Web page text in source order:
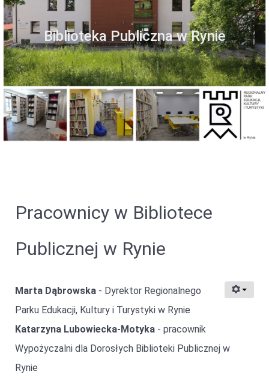
Biblioteka Publiczna w Rynie
Pracownicy w Bibliotece
Publicznej w Rynie
Marta Dąbrowska - Dyrektor Regionalnego
Parku Edukacji, Kultury i Turystyki w Rynie
Katarzyna Lubowiecka-Motyka - pracownik
Wypożyczalni dla Dorosłych Biblioteki Publicznej w
Rynie